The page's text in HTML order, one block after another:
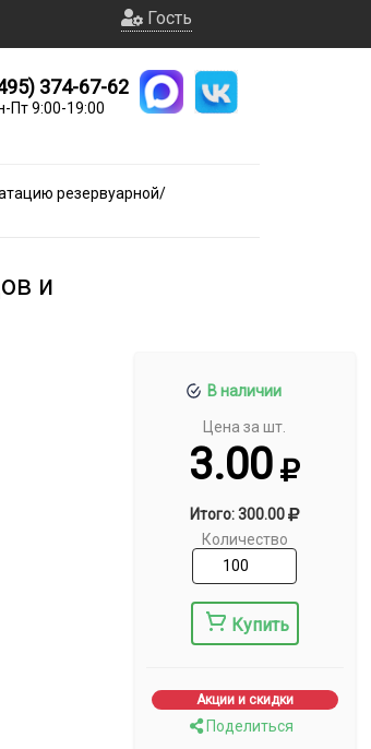
Гость
374-67-62
Пт 9:00-19:00
резервуарной/
и
В наличии
Цена за шт.
3.00
Итого: 300.00
Количество
Купить
Акции и скидки
Поделиться